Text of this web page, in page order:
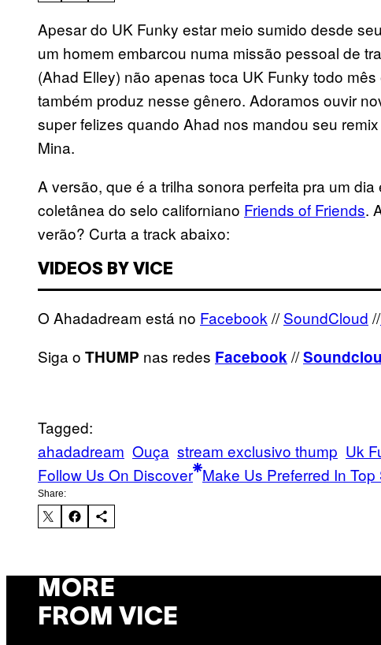
Apesar do UK Funky estar meio sumido desde
um homem embarcou numa missão pessoal de
(Ahad Elley) não apenas toca UK Funky todo
também produz nesse gênero. Adoramos ouvir
super felizes quando Ahad nos mandou seu
Mina.
A versão, que é a trilha sonora perfeita pra um
coletânea do selo californiano Friends of Friends.
verão? Curta a track abaixo:
VIDEOS BY VICE
O Ahadadream está no Facebook //SoundCloud //
Siga o THUMP nas redes Facebook//
Tagged:
ahadadream Ouça stream exclusivo thump Uk
Follow Us On Discover Make Us Preferred In Top
Share:
MORE
FROM VICE